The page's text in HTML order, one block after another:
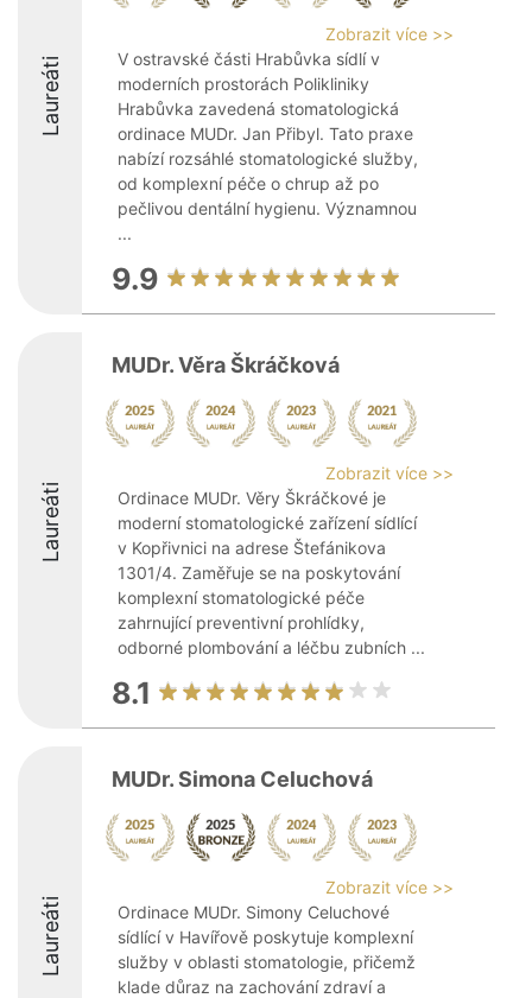
Laureáti
Zobrazit více >>
V ostravské části Hrabůvka sídlí v
moderních prostorách Polikliniky
Hrabůvka zavedená stomatologická
ordinace MUDr. Jan Přibyl. Tato praxe
nabízí rozsáhlé stomatologické služby,
od komplexní péče o chrup až po
pečlivou dentální hygienu. Významnou
...
9.9
Laureáti
MUDr. Věra Škráčková
Zobrazit více >>
Ordinace MUDr. Věry Škráčkové je
moderní stomatologické zařízení sídlící
v Kopřivnici na adrese Štefánikova
1301/4. Zaměřuje se na poskytování
komplexní stomatologické péče
zahrnující preventivní prohlídky,
odborné plombování a léčbu zubních ...
8.1
Laureáti
MUDr. Simona Celuchová
Zobrazit více >>
Ordinace MUDr. Simony Celuchové
sídlící v Havířově poskytuje komplexní
služby v oblasti stomatologie, přičemž
klade důraz na zachování zdraví a